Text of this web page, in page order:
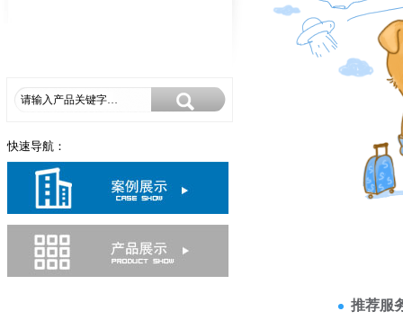
快速导航：